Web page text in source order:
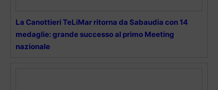
La Canottieri TeLiMar ritorna da Sabaudia con 14
medaglie: grande successo al primo Meeting
nazionale